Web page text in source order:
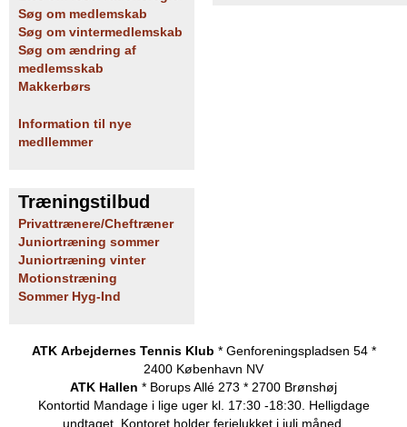
Søg om medlemskab
Søg om vintermedlemskab
Søg om ændring af
medlemsskab
Makkerbørs
Information til nye
medllemmer
Træningstilbud
Privattrænere/Cheftræner
Juniortræning sommer
Juniortræning vinter
Motionstræning
Sommer Hyg-Ind
ATK Arbejdernes Tennis Klub * Genforeningspladsen 54 *
2400 København NV
ATK Hallen * Borups Allé 273 * 2700 Brønshøj
Kontortid Mandage i lige uger kl. 17:30 -18:30. Helligdage
undtaget.
Kontoret holder ferielukket i juli måned.